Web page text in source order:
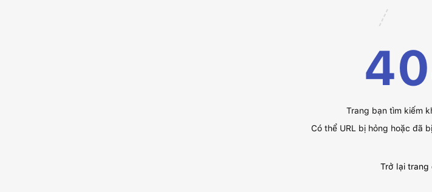
Trang bạn tìm kiếm
Có thể URL bị hỏng hoặc đã
Trở lại trang